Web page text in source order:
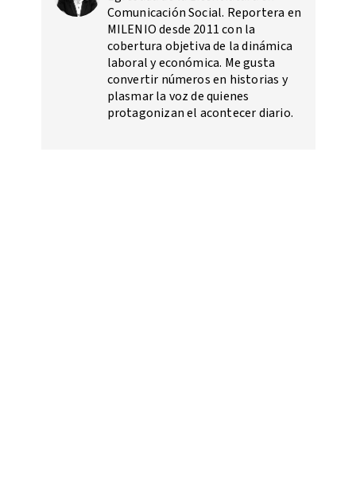
Comunicación Social. Reportera en
MILENIO desde 2011 con la
cobertura objetiva de la dinámica
laboral y económica. Me gusta
convertir números en historias y
plasmar la voz de quienes
protagonizan el acontecer diario.